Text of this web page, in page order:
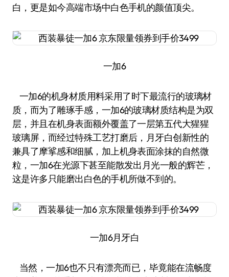
白，更是如今高端市场中白色手机的颜值顶尖。
一加6
一加6的机身材质用料采用了时下最流行的玻璃材
质，而为了雕琢手感，一加6的玻璃材质结构是为双
层，并且在机身表面额外覆盖了一层第五代大猩猩
玻璃屏，而经过特殊工艺打磨后，月牙白创新性的
兼具了摩挲感和细腻，加上机身表面涂抹的自然微
粒，一加6在光源下甚至能散发出月光一般的辉芒，
这是许多只能磨出白色的手机所做不到的。
一加6月牙白
当然，一加6也不只有漂亮而已，毕竟能在流畅度